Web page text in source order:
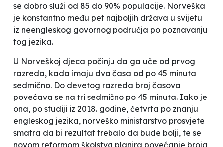
se dobro služi od 85 do 90% populacije. Norveška
je konstantno među pet najboljih država u svijetu
iz neengleskog govornog područja po poznavanju
tog jezika.
U Norveškoj djeca počinju da ga uče od prvog
razreda, kada imaju dva časa od po 45 minuta
sedmično. Do devetog razreda broj časova
povećava se na tri sedmično po 45 minuta. Iako je
ona, po studiji iz 2018. godine, četvrta po znanju
engleskog jezika, norveško ministarstvo prosvjete
smatra da bi rezultat trebalo da bude bolji, te se
novom reformom školstva planira povećanje broja